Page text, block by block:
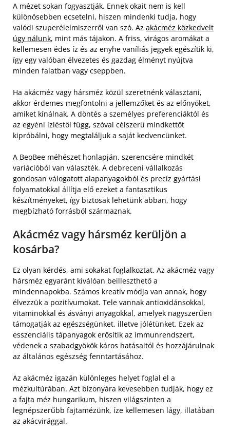
A mézet sokan fogyasztják. Ennek okait nem is kell
különösebben ecsetelni, hiszen mindenki tudja, hogy
valódi szuperélelmiszerről van szó. Az akácméz közkedvelt
úgy nálunk, mint más tájakon. A friss, virágos aromákat a
kellemesen édes íz és az enyhe vaníliás jegyek egészítik ki,
így egy valóban élvezetes és gazdag élményt nyújtva
minden falatban vagy cseppben.
Ha akácméz vagy hársméz közül szeretnénk választani,
akkor érdemes megfontolni a jellemzőket és az előnyöket,
amiket kínálnak. A döntés a személyes preferenciáktól és
az egyéni ízléstől függ, szóval célszerű mindkettőt
kipróbálni, hogy megtaláljuk a saját kedvencünket.
A BeoBee méhészet honlapján, szerencsére mindkét
variációból van választék. A debreceni vállalkozás
gondosan válogatott alapanyagokból és precíz gyártási
folyamatokkal állítja elő ezeket a fantasztikus
készítményeket, így biztosak lehetünk abban, hogy
megbízható forrásból származnak.
Akácméz vagy hársméz kerüljön a
kosárba?
Ez olyan kérdés, ami sokakat foglalkoztat. Az akácméz vagy
hársméz egyaránt kiválóan beilleszthető a
mindennapokba. Számos kreatív módja van annak, hogy
élvezzük a pozitívumokat. Tele vannak antioxidánsokkal,
vitaminokkal és ásványi anyagokkal, amelyek nagyszerűen
támogatják az egészségünket, illetve jólétünket. Ezek az
esszenciális tápanyagok erősítik az immunrendszert,
védenek a szabadgyökök káros hatásaitól és hozzájárulnak
az általános egészség fenntartásához.
Az akácméz igazán különleges helyet foglal el a
mézkultúrában. Azt bizonyára kevesebben tudják, hogy ez
a fajta méz hungarikum, hiszen világszinten a
legnépszerűbb fajtamézünk, íze kellemesen lágy, illatában
az akácvirággal.